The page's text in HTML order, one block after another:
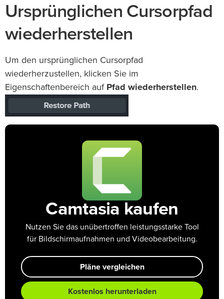
Ursprünglichen Cursorpfad
wiederherstellen
Um den ursprünglichen Cursorpfad
wiederherzustellen, klicken Sie im
Eigenschaftenbereich auf Pfad wiederherstellen.
Camtasia kaufen
Nutzen Sie das unübertroffen leistungsstarke Tool
für Bildschirmaufnahmen und Videobearbeitung.
Pläne vergleichen
Kostenlos herunterladen